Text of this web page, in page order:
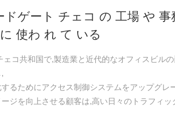
ドゲート チェコ の 工場 や 事
使わ れ て いる
ェコ共和国で,製造業と近代的なオフィスビル
るためにアクセス制御システムをアップグレ
ジを向上させる顧客は,高い日々のトラフィッ
たパフォーマンスを維持できるソリューショ